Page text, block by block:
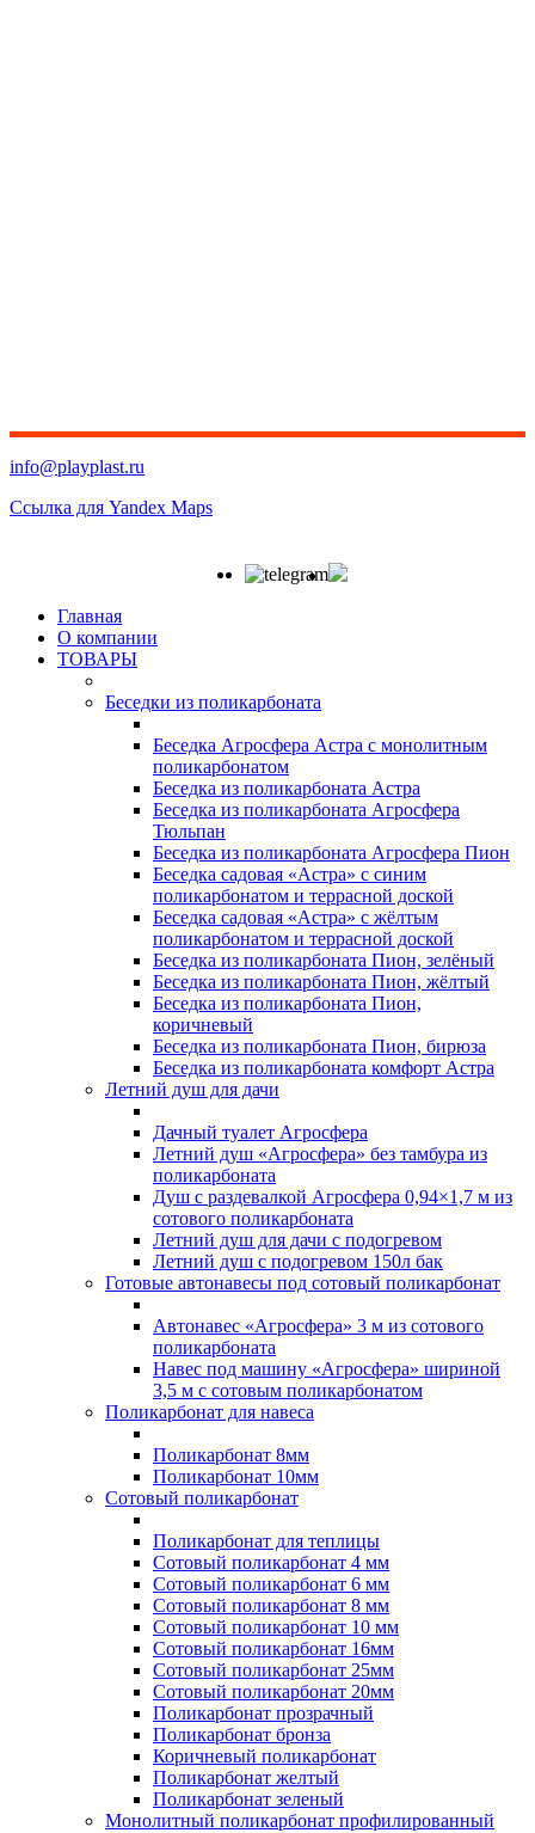
info@playplast.ru
Ссылка для Yandex Maps
Главная
О компании
ТОВАРЫ
Беседки из поликарбоната
Беседка Агросфера Астра с монолитным
поликарбонатом
Беседка из поликарбоната Астра
Беседка из поликарбоната Агросфера
Тюльпан
Беседка из поликарбоната Агросфера Пион
Беседка садовая «Астра» с синим
поликарбонатом и террасной доской
Беседка садовая «Астра» с жёлтым
поликарбонатом и террасной доской
Беседка из поликарбоната Пион, зелёный
Беседка из поликарбоната Пион, жёлтый
Беседка из поликарбоната Пион,
коричневый
Беседка из поликарбоната Пион, бирюза
Беседка из поликарбоната комфорт Астра
Летний душ для дачи
Дачный туалет Агросфера
Летний душ «Агросфера» без тамбура из
поликарбоната
Душ с раздевалкой Агросфера 0,94×1,7 м из
сотового поликарбоната
Летний душ для дачи с подогревом
Летний душ с подогревом 150л бак
Готовые автонавесы под сотовый поликарбонат
Автонавес «Агросфера» 3 м из сотового
поликарбоната
Навес под машину «Агросфера» шириной
3,5 м с сотовым поликарбонатом
Поликарбонат для навеса
Поликарбонат 8мм
Поликарбонат 10мм
Сотовый поликарбонат
Поликарбонат для теплицы
Сотовый поликарбонат 4 мм
Сотовый поликарбонат 6 мм
Сотовый поликарбонат 8 мм
Сотовый поликарбонат 10 мм
Сотовый поликарбонат 16мм
Сотовый поликарбонат 25мм
Сотовый поликарбонат 20мм
Поликарбонат прозрачный
Поликарбонат бронза
Коричневый поликарбонат
Поликарбонат желтый
Поликарбонат зеленый
Монолитный поликарбонат профилированный